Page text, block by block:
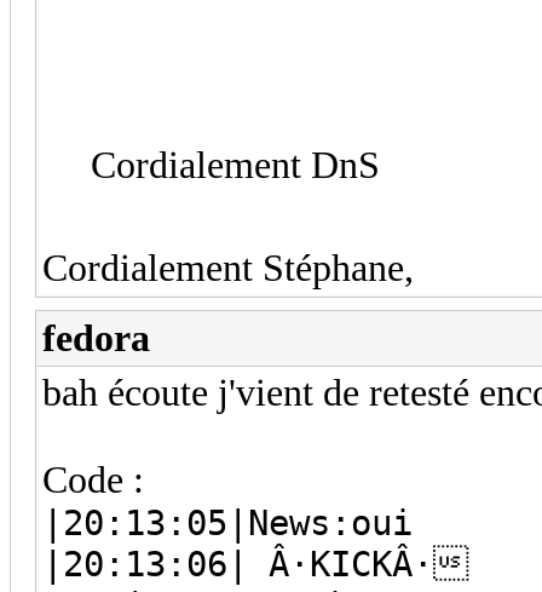
Cordialement DnS
Cordialement Stéphane,
fedora
bah écoute j'vient de retesté
Code :
|20:13:05|News:oui
|20:13:06| Â·KICKÂ·